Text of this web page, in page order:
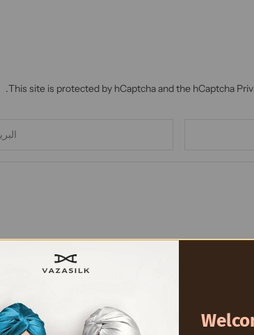
This site is protected by hCaptcha and the hCaptcha